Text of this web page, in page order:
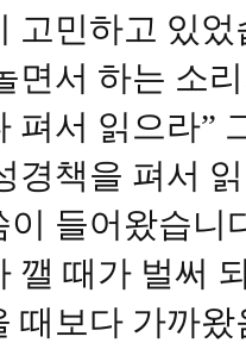
고민하고 있
면서 하는 소
펴서 읽으라”
경책을 펴서
이 들어왔습니
깰 때가 벌써
때보다 가까